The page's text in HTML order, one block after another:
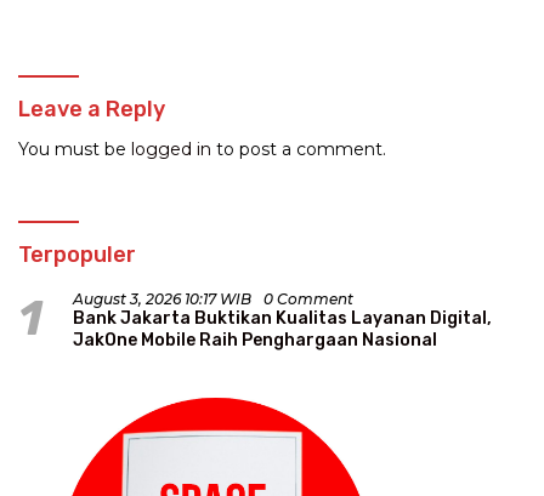
Leave a Reply
You must be logged in to post a comment.
Terpopuler
1 August 3, 2026 10:17 WIB 0 Comment
Bank Jakarta Buktikan Kualitas Layanan Digital,
JakOne Mobile Raih Penghargaan Nasional